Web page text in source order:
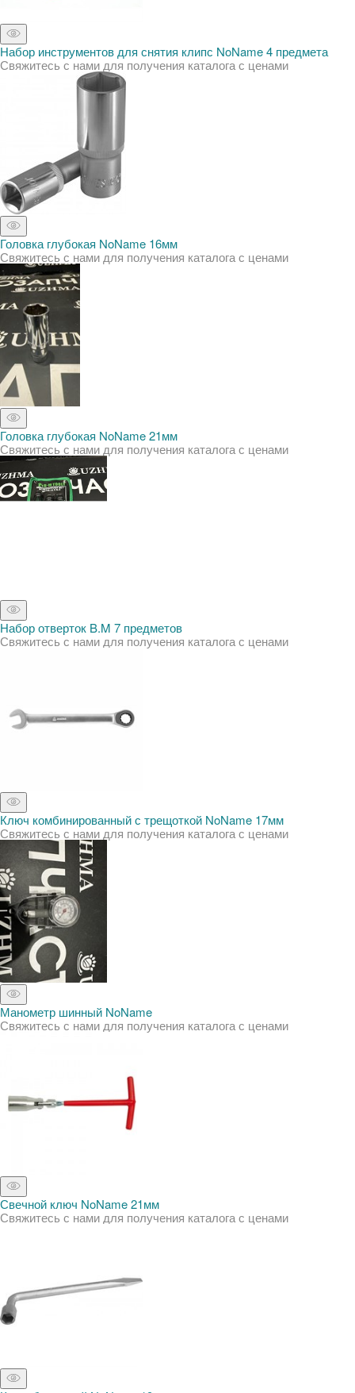
Набор инструментов для снятия клипс NoName 4 предмета
Свяжитесь с нами для получения каталога с ценами
Головка глубокая NoName 16мм
Свяжитесь с нами для получения каталога с ценами
Головка глубокая NoName 21мм
Свяжитесь с нами для получения каталога с ценами
Набор отверток B.M 7 предметов
Свяжитесь с нами для получения каталога с ценами
Ключ комбинированный с трещоткой NoName 17мм
Свяжитесь с нами для получения каталога с ценами
Манометр шинный NoName
Свяжитесь с нами для получения каталога с ценами
Свечной ключ NoName 21мм
Свяжитесь с нами для получения каталога с ценами